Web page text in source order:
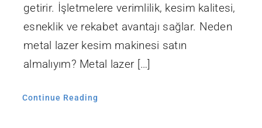
getirir. İşletmelere verimlilik, kesim kalitesi,
esneklik ve rekabet avantajı sağlar. Neden
metal lazer kesim makinesi satın
almalıyım? Metal lazer […]
Continue Reading